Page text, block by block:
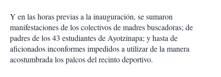
Y en las horas previas a la inauguración, se sumaron
manifestaciones de los colectivos de madres buscadoras; de
padres de los 43 estudiantes de Ayotzinapa; y hasta de
aficionados inconformes impedidos a utilizar de la manera
acostumbrada los palcos del recinto deportivo.